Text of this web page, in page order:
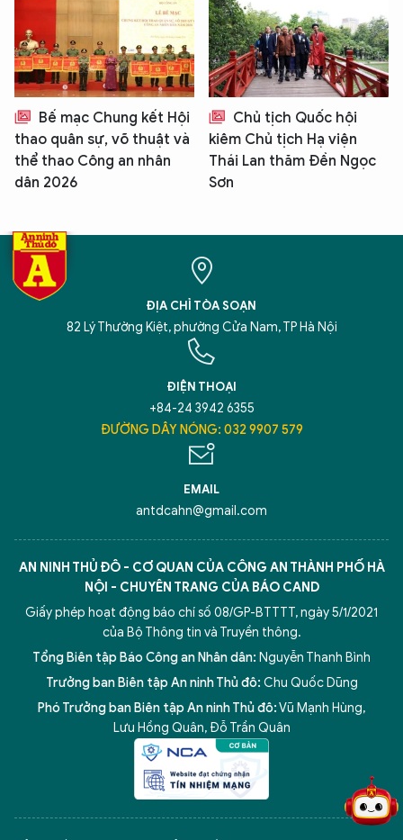
Bế mạc Chung kết Hội
thao quân sự, võ thuật và
thể thao Công an nhân
dân 2026
Chủ tịch Quốc hội
kiêm Chủ tịch Hạ viện
Thái Lan thăm Đền Ngọc
Sơn
ĐỊA CHỈ TÒA SOẠN
82 Lý Thường Kiệt, phường Cửa Nam, TP Hà Nội
ĐIỆN THOẠI
+84-24 3942 6355
ĐƯỜNG DÂY NÓNG: 032 9907 579
EMAIL
antdcahn@gmail.com
AN NINH THỦ ĐÔ - CƠ QUAN CỦA CÔNG AN THÀNH PHỐ HÀ
NỘI - CHUYÊN TRANG CỦA BÁO CAND
Giấy phép hoạt động báo chí số 08/GP-BTTTT, ngày 5/1/2021
của Bộ Thông tin và Truyền thông.
Tổng Biên tập Báo Công an Nhân dân: Nguyễn Thanh Bình
Trưởng ban Biên tập An ninh Thủ đô: Chu Quốc Dũng
Phó Trưởng ban Biên tập An ninh Thủ đô:Vũ Mạnh Hùng,
Lưu Hồng Quân, Đỗ Trần Quân
5 điểm nghẽn của Hà Nội giải pháp xử lý điểm nghẽn của